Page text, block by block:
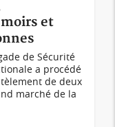
et
de Sécurité
a procédé
de deux
marché de la